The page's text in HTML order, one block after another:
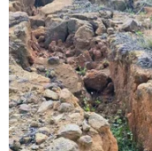
8/2025, giữa bối
trường dầu vẫn
cầu khả quan và
hướng tăng theo
Các chuyên gia